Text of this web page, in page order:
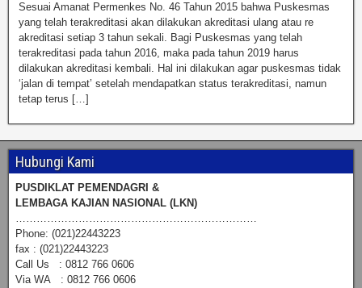
Sesuai Amanat Permenkes No. 46 Tahun 2015 bahwa Puskesmas
yang telah terakreditasi akan dilakukan akreditasi ulang atau re
akreditasi setiap 3 tahun sekali. Bagi Puskesmas yang telah
terakreditasi pada tahun 2016, maka pada tahun 2019 harus
dilakukan akreditasi kembali. Hal ini dilakukan agar puskesmas tidak
‘jalan di tempat’ setelah mendapatkan status terakreditasi, namun
tetap terus […]
Hubungi Kami
PUSDIKLAT PEMENDAGRI &
LEMBAGA KAJIAN NASIONAL (LKN)
……………………………………………………………
Phone: (021)22443223
fax : (021)22443223
Call Us : 0812 766 0606
Via WA : 0812 766 0606